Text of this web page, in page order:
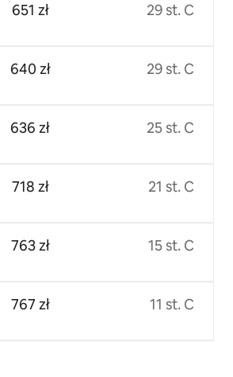
651 zł
640 zł
636 zł
718 zł
763 zł
767 zł
29 st. C
29 st. C
25 st. C
21 st. C
15 st. C
11 st. C